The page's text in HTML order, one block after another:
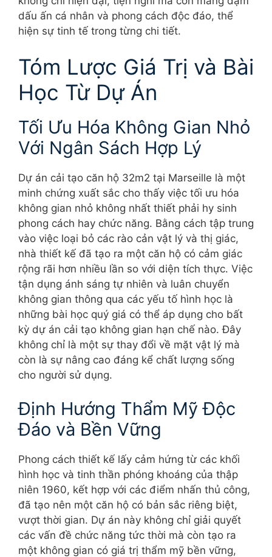
dấu ấn cá nhân và phong cách độc đáo, thể
hiện sự tinh tế trong từng chi tiết.
Tóm Lược Giá Trị và Bài
Học Từ Dự Án
Tối Ưu Hóa Không Gian Nhỏ
Với Ngân Sách Hợp Lý
Dự án cải tạo căn hộ 32m2 tại Marseille là một
minh chứng xuất sắc cho thấy việc tối ưu hóa
không gian nhỏ không nhất thiết phải hy sinh
phong cách hay chức năng. Bằng cách tập trung
vào việc loại bỏ các rào cản vật lý và thị giác,
nhà thiết kế đã tạo ra một căn hộ có cảm giác
rộng rãi hơn nhiều lần so với diện tích thực. Việc
tận dụng ánh sáng tự nhiên và luân chuyển
không gian thông qua các yếu tố hình học là
những bài học quý giá có thể áp dụng cho bất
kỳ dự án cải tạo không gian hạn chế nào. Đây
không chỉ là một sự thay đổi về mặt vật lý mà
còn là sự nâng cao đáng kể chất lượng sống
cho người sử dụng.
Định Hướng Thẩm Mỹ Độc
Đáo và Bền Vững
Phong cách thiết kế lấy cảm hứng từ các khối
hình học và tinh thần phóng khoáng của thập
niên 1960, kết hợp với các điểm nhấn thủ công,
đã tạo nên một căn hộ có bản sắc riêng biệt,
vượt thời gian. Dự án này không chỉ giải quyết
các vấn đề chức năng tức thời mà còn tạo ra
một không gian có giá trị thẩm mỹ bền vững,